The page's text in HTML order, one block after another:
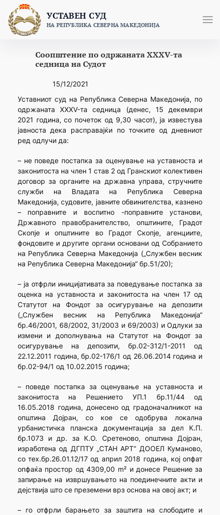
content
УСТАВЕН СУД
НА РЕПУБЛИКА СЕВЕРНА МАКЕДОНИЈА
Соопштение по одржаната XXXV-та
седница на Судот
15/12/2021
Уставниот суд на Република Северна Македонија, по
одржаната XXXV-та седница (денeс, 15 декември
2021 година, со почеток од 9,30 часот), ја известува
јавноста дека расправајќи по точките од дневниот
ред одлучи да:
– не поведе постапка за оценување на уставноста и
законитоста на член 1 став 2 од Гранскиот колективен
договор за органите на државна управа, стручните
служби на Владата на Република Северна
Македонија, судовите, јавните обвинителства, казнено
– поправните и воспитно -поправните установи,
Државното правобранителство, општините, Градот
Скопје и општините во Градот Скопје, агенциите,
фондовите и другите органи основани од Собранието
на Република Северна Македонија („Службен весник
на Република Северна Македонија“ бр.51/20);
– ја отфрли иницијативата за поведување постапка за
оценка на уставноста и законитоста на член 17 од
Статутот на Фондот за осигурување на депозити
(„Службен весник на Република Македонија“
бр.46/2001, 68/2002, 31/2003 и 69/2003) и Одлуки за
измени и дополнувања на Статутот на Фондот за
осигурување на депозити, бр.02-312/1-2011 од
22.12.2011 година, бр.02-176/1 од 26.06.2014 година и
бр.02-94/1 од 10.02.2015 година;
– поведе постапка за оценување на уставноста и
законитоста на Решението УП.1 бр.11/44 од
16.05.2018 година, донесено од градоначалникот на
општина Дојран, со кое се одобрува локална
урбанистичка планска документација за дел К.П.
бр.1073 и др. за К.О. Сретеново, општина Дојран,
изработена од ДГПТУ „СТАН АРТ“ ДООЕЛ Куманово,
со тех.бр.26.01.12/17 од април 2018 година, кој опфат
опфаќа простор од 4309,00 m² и донесе Решение за
запирање на извршувањето на поединечните акти и
дејствија што се преземени врз основа на овој акт; и
– го отфрли барањето за заштита на слободите и